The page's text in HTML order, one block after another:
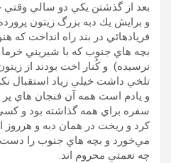
بعد از گذشتن يكي دو سالي وقتي
و برايش يك دبه بزرگ زيتون
فريادهائي در بند راه انداخت
بچه هاي جنوب كه با شيريني
نرسيده)‌ و كُنار اخت بودند از
تلخي داشت خيلي زياد استقبال
و يادم است همه آن فنجان هاي پر
سفره براي همه گذاشته بود و
كرد و ريخت در همان دبه و
مي‌خورد و بچه هاي جنوب را دست
چه نعمتي محروم اند.